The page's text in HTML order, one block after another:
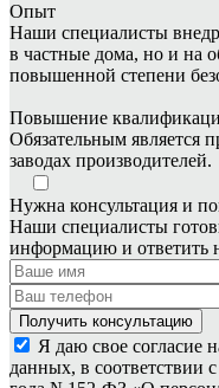
Опыт
Наши специалисты
в частные дома, но и на
повышенной степени
Повышение
Обязательным является
заводах производителей.
Нужна консультация и
Наши специалисты
информацию и ответить
Я даю свое согласие
данных, в соответствии